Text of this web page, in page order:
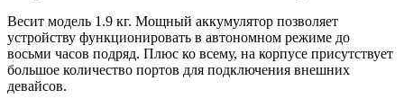
Весит модель 1.9 кг. Мощный аккумулятор позволяет
устройству функционировать в автономном режиме до
восьми часов подряд. Плюс ко всему, на корпусе присутствует
большое количество портов для подключения внешних
девайсов.